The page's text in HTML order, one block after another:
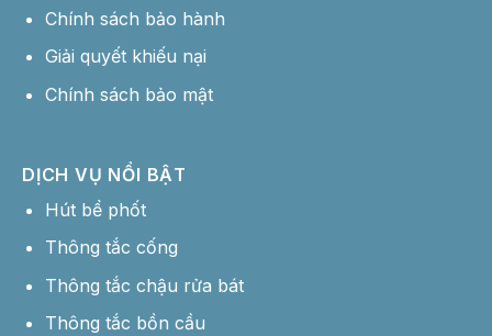
Chính sách bảo hành
Giải quyết khiếu nại
Chính sách bảo mật
DỊCH VỤ NỔI BẬT
Hút bể phốt
Thông tắc cống
Thông tắc chậu rửa bát
Thông tắc bồn cầu